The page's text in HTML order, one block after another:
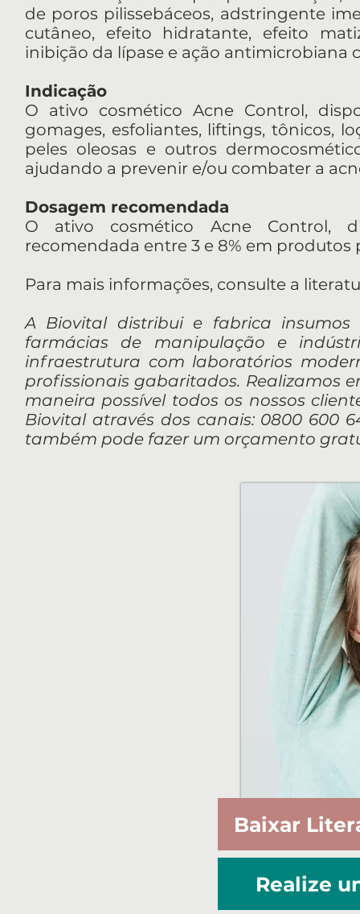
de poros pilissebáceos, adstringente
cutâneo, efeito hidratante, efeito
inibição da lípase e ação antimicrobiana
Indicação
O ativo cosmético Acne Control,
gomages, esfoliantes, liftings, tônicos,
peles oleosas e outros
ajudando a prevenir e/ou combater a
Dosagem recomendada
O ativo cosmético Acne Control,
recomendada entre 3 e 8% em
Para mais informações, consulte a
A Biovital distribui e fabrica insumos
farmácias de manipulação e
infraestrutura com laboratórios
profissionais gabaritados. Realizamos
maneira possível todos os nossos
Biovital através dos canais: 0800 600
também pode fazer um orçamento
Baixar
Realize